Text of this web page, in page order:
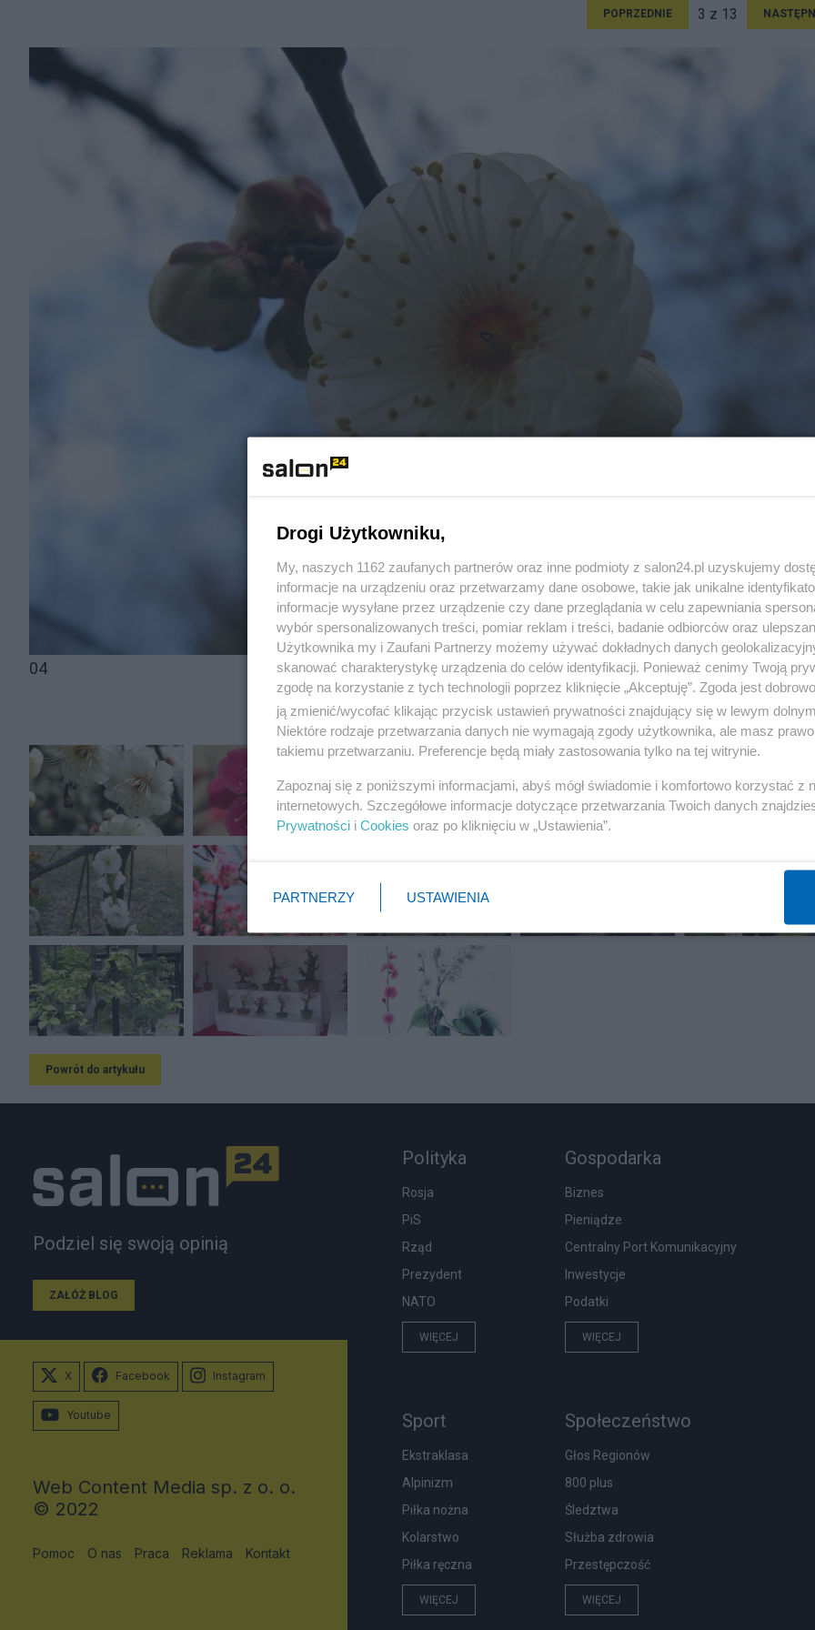
POPRZEDNIE 3 z 13
04
POPRZEDNIE 3 z 13
Powrót do artykułu
Podziel się swoją opinią
ZAŁÓŻ BLOG
Polityka
Rosja
PiS
Rząd
Prezydent
NATO
WIĘCEJ
Gospodarka
Biznes
Pieniądze
Centralny Port Komunikacyjny
Inwestycje
Podatki
WIĘCEJ
Sport
Ekstraklasa
Alpinizm
Piłka nożna
Kolarstwo
Piłka ręczna
WIĘCEJ
Społeczeństwo
Głos Regionów
800 plus
Śledztwa
Służba zdrowia
Przestępczość
WIĘCEJ
X Facebook Instagram
Youtube
Web Content Media sp. z o. o.
© 2022
Pomoc O nas Praca Reklama Kontakt
Drogi Użytkowniku,
My, naszych 1162 zaufanych partnerów oraz inne podmioty z salon24.pl uzyskujemy
informacje na urządzeniu oraz przetwarzamy dane osobowe, takie jak unikalne
informacje wysyłane przez urządzenie czy dane przeglądania w celu zapewniania
wybór spersonalizowanych treści, pomiar reklam i treści, badanie odbiorców oraz
Użytkownika my i Zaufani Partnerzy możemy używać dokładnych danych
skanować charakterystykę urządzenia do celów identyfikacji. Ponieważ cenimy Twoją
zgodę na korzystanie z tych technologii poprzez kliknięcie „Akceptuję”. Zgoda jest
ją zmienić/wycofać klikając przycisk ustawień prywatności znajdujący się w lewym
Niektóre rodzaje przetwarzania danych nie wymagają zgody użytkownika, ale masz
takiemu przetwarzaniu. Preferencje będą miały zastosowania tylko na tej witrynie.
Zapoznaj się z poniższymi informacjami, abyś mógł świadomie i komfortowo korzystać z
internetowych. Szczegółowe informacje dotyczące przetwarzania Twoich danych
Prywatności i Cookies oraz po kliknięciu w „Ustawienia”.
PARTNERZY USTAWIENIA